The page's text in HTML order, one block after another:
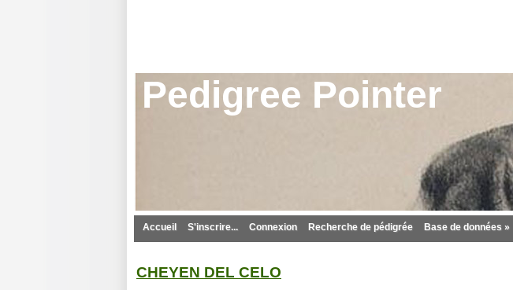
Pedigree Pointer
Accueil S'inscrire... Connexion Recherche de pédigrée Base de données »
CHEYEN DEL CELO